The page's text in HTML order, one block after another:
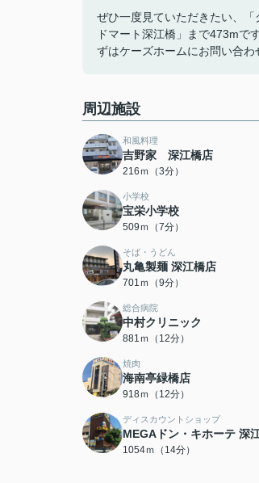
ぜひ一度見ていただきたい、
ドマート深江橋」まで473mで
ずはケーズホームにお問い合
周辺施設
和風料理
吉野家 深江橋店
216ｍ（3分）
小学校
宝栄小学校
509ｍ（7分）
そば・うどん
丸亀製麺 深江橋店
701ｍ（9分）
総合病院
中村クリニック
881ｍ（12分）
焼肉
海南亭緑橋店
918ｍ（12分）
ディスカウントショップ
MEGAドン・キホーテ 深
1054ｍ（14分）